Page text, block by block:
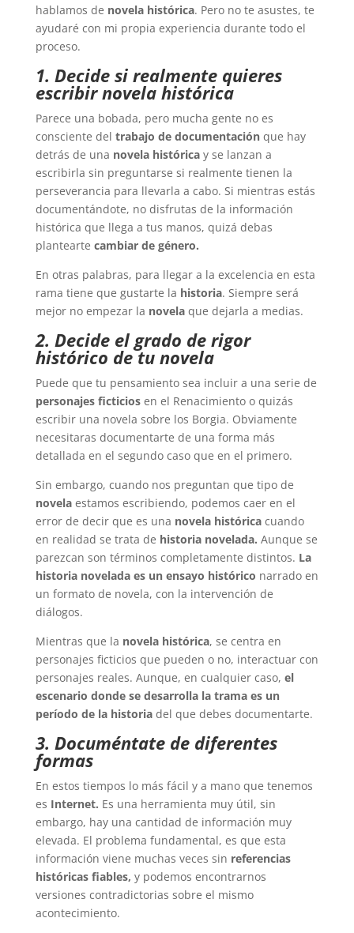
hablamos de novela histórica. Pero no te asustes, te
ayudaré con mi propia experiencia durante todo el
proceso.
1. Decide si realmente quieres
escribir novela histórica
Parece una bobada, pero mucha gente no es
consciente del trabajo de documentaciónque hay
detrás de una novela históricay se lanzan a
escribirla sin preguntarse si realmente tienen la
perseverancia para llevarla a cabo. Si mientras estás
documentándote, no disfrutas de la información
histórica que llega a tus manos, quizá debas
plantearte cambiar de género.
En otras palabras, para llegar a la excelencia en esta
rama tiene que gustarte la historia. Siempre será
mejor no empezar la novelaque dejarla a medias.
2. Decide el grado de rigor
histórico de tu novela
Puede que tu pensamiento sea incluir a una serie de
personajes ficticiosen el Renacimiento o quizás
escribir una novela sobre los Borgia. Obviamente
necesitaras documentarte de una forma más
detallada en el segundo caso que en el primero.
Sin embargo, cuando nos preguntan que tipo de
novelaestamos escribiendo, podemos caer en el
error de decir que es una novela históricacuando
en realidad se trata de historia novelada. Aunque se
parezcan son términos completamente distintos. La
historia novelada es un ensayo histórico narrado en
un formato de novela, con la intervención de
diálogos.
Mientras que la novela histórica, se centra en
personajes ficticios que pueden o no, interactuar con
personajes reales. Aunque, en cualquier caso, el
escenario donde se desarrolla la trama es un
período de la historiadel que debes documentarte.
3. Documéntate de diferentes
formas
En estos tiempos lo más fácil y a mano que tenemos
es Internet. Es una herramienta muy útil, sin
embargo, hay una cantidad de información muy
elevada. El problema fundamental, es que esta
información viene muchas veces sin referencias
históricas fiables, y podemos encontrarnos
versiones contradictorias sobre el mismo
acontecimiento.